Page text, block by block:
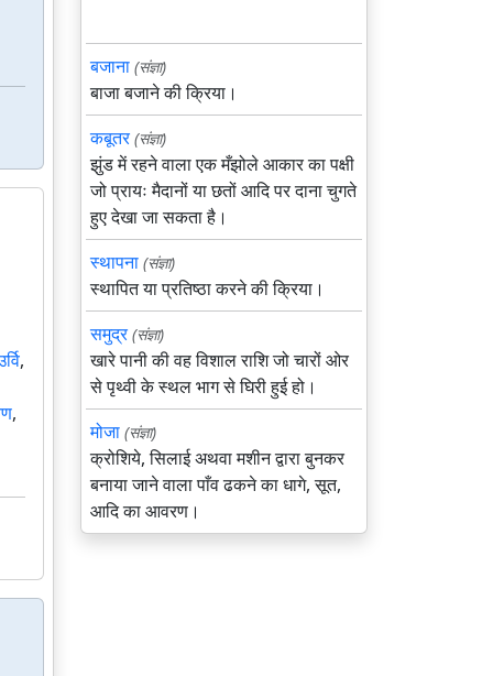
,
,
बजाना (संज्ञा)
बाजा बजाने की क्रिया।
कबूतर (संज्ञा)
झुंड में रहने वाला एक मँझोले आकार का पक्षी
जो प्रायः मैदानों या छतों आदि पर दाना चुगते
हुए देखा जा सकता है।
स्थापना (संज्ञा)
स्थापित या प्रतिष्ठा करने की क्रिया।
समुद्र (संज्ञा)
खारे पानी की वह विशाल राशि जो चारों ओर
से पृथ्वी के स्थल भाग से घिरी हुई हो।
मोजा (संज्ञा)
क्रोशिये, सिलाई अथवा मशीन द्वारा बुनकर
बनाया जाने वाला पाँव ढकने का धागे, सूत,
आदि का आवरण।